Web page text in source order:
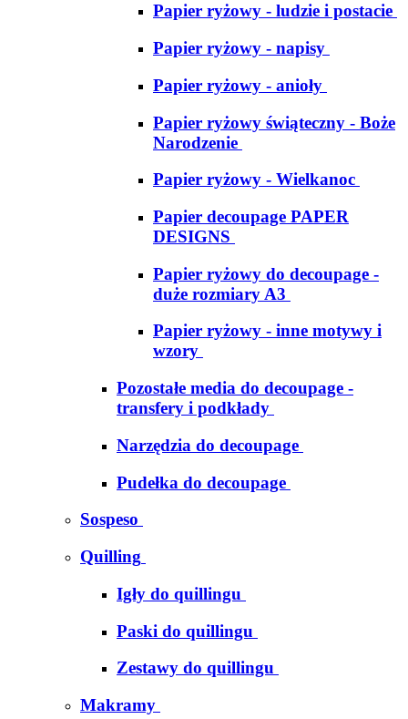
Papier ryżowy - ludzie i postacie
Papier ryżowy - napisy
Papier ryżowy - anioły
Papier ryżowy świąteczny - Boże
Narodzenie
Papier ryżowy - Wielkanoc
Papier decoupage PAPER
DESIGNS
Papier ryżowy do decoupage -
duże rozmiary A3
Papier ryżowy - inne motywy i
wzory
Pozostałe media do decoupage -
transfery i podkłady
Narzędzia do decoupage
Pudełka do decoupage
Sospeso
Quilling
Igły do quillingu
Paski do quillingu
Zestawy do quillingu
Makramy